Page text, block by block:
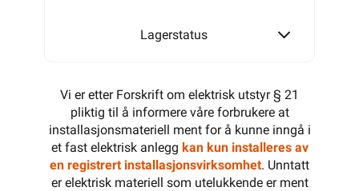
Lagerstatus
Vi er etter Forskrift om elektrisk utstyr § 21
pliktig til å informere våre forbrukere at
installasjonsmateriell ment for å kunne inngå i
et fast elektrisk anlegg kan kun installeres av
en registrert installasjonsvirksomhet. Unntatt
er elektrisk materiell som utelukkende er ment